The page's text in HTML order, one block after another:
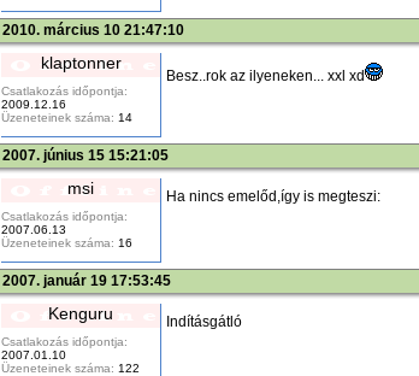
2010. március 10 21:47:10
klaptonner
Csatlakozás időpontja:
2009.12.16
Üzeneteinek száma: 14
Besz..rok az ilyeneken... xxl xd
2007. június 15 15:21:05
msi
Csatlakozás időpontja:
2007.06.13
Üzeneteinek száma: 16
Ha nincs emelőd,így is megteszi:
2007. január 19 17:53:45
Kenguru
Csatlakozás időpontja:
2007.01.10
Üzeneteinek száma: 122
Indításgátló